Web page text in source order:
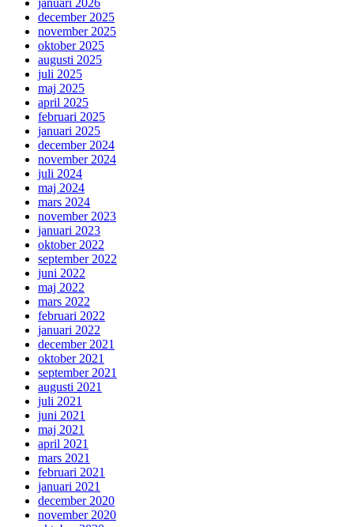
januari 2026
december 2025
november 2025
oktober 2025
augusti 2025
juli 2025
maj 2025
april 2025
februari 2025
januari 2025
december 2024
november 2024
juli 2024
maj 2024
mars 2024
november 2023
januari 2023
oktober 2022
september 2022
juni 2022
maj 2022
mars 2022
februari 2022
januari 2022
december 2021
oktober 2021
september 2021
augusti 2021
juli 2021
juni 2021
maj 2021
april 2021
mars 2021
februari 2021
januari 2021
december 2020
november 2020